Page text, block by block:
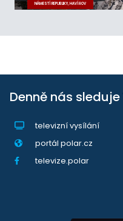
NÁMĚSTÍ REPUBLIKY, HAVÍŘOV
Denně nás sleduje
televizní vysílání
portál polar.cz
televize.polar